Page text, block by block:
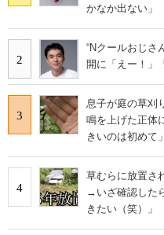
かなか出ない」
2
“Nクールおじさ
開に「えー！」
3
息子が庭の草刈
鳴を上げた正体
きいのは初めて」
4
草むらに放置さ
→いざ確認した
きたい（笑）」